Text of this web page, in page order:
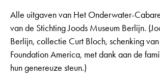
Alle uitgaven van Het Onderwater-
van de Stichting Joods Museum Berlijn.
Berlijn, collectie Curt Bloch, schenking
Foundation America, met dank aan de
hun genereuze steun.)